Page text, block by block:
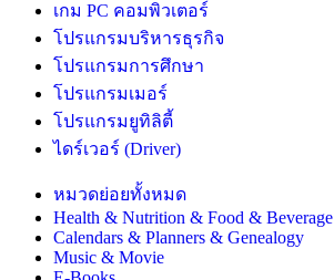
เกม PC คอมพิวเตอร์
โปรแกรมบริหารธุรกิจ
โปรแกรมการศึกษา
โปรแกรมเมอร์
โปรแกรมยูทิลิตี้
ไดร์เวอร์ (Driver)
หมวดย่อยทั้งหมด
Health & Nutrition & Food & Beverage
Calendars & Planners & Genealogy
Music & Movie